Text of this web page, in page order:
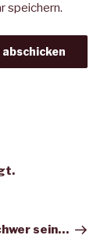
speichern.
sein…